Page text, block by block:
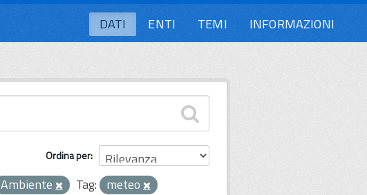
DATI ENTI TEMI INFORMAZIONI
Ordina per
Ambiente Tag: meteo